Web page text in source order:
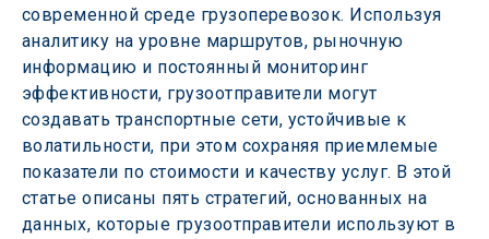
современной среде грузоперевозок. Используя
аналитику на уровне маршрутов, рыночную
информацию и постоянный мониторинг
эффективности, грузоотправители могут
создавать транспортные сети, устойчивые к
волатильности, при этом сохраняя приемлемые
показатели по стоимости и качеству услуг. В этой
статье описаны пять стратегий, основанных на
данных, которые грузоотправители используют в